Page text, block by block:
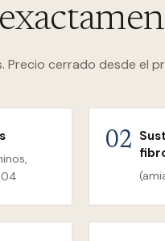
Precio cerrado desde el
02